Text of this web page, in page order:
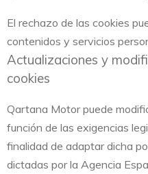
El rechazo de las cookies
contenidos y servicios
Actualizaciones y
cookies
Qartana Motor puede
función de las exigencias
finalidad de adaptar dicha
dictadas por la Agencia